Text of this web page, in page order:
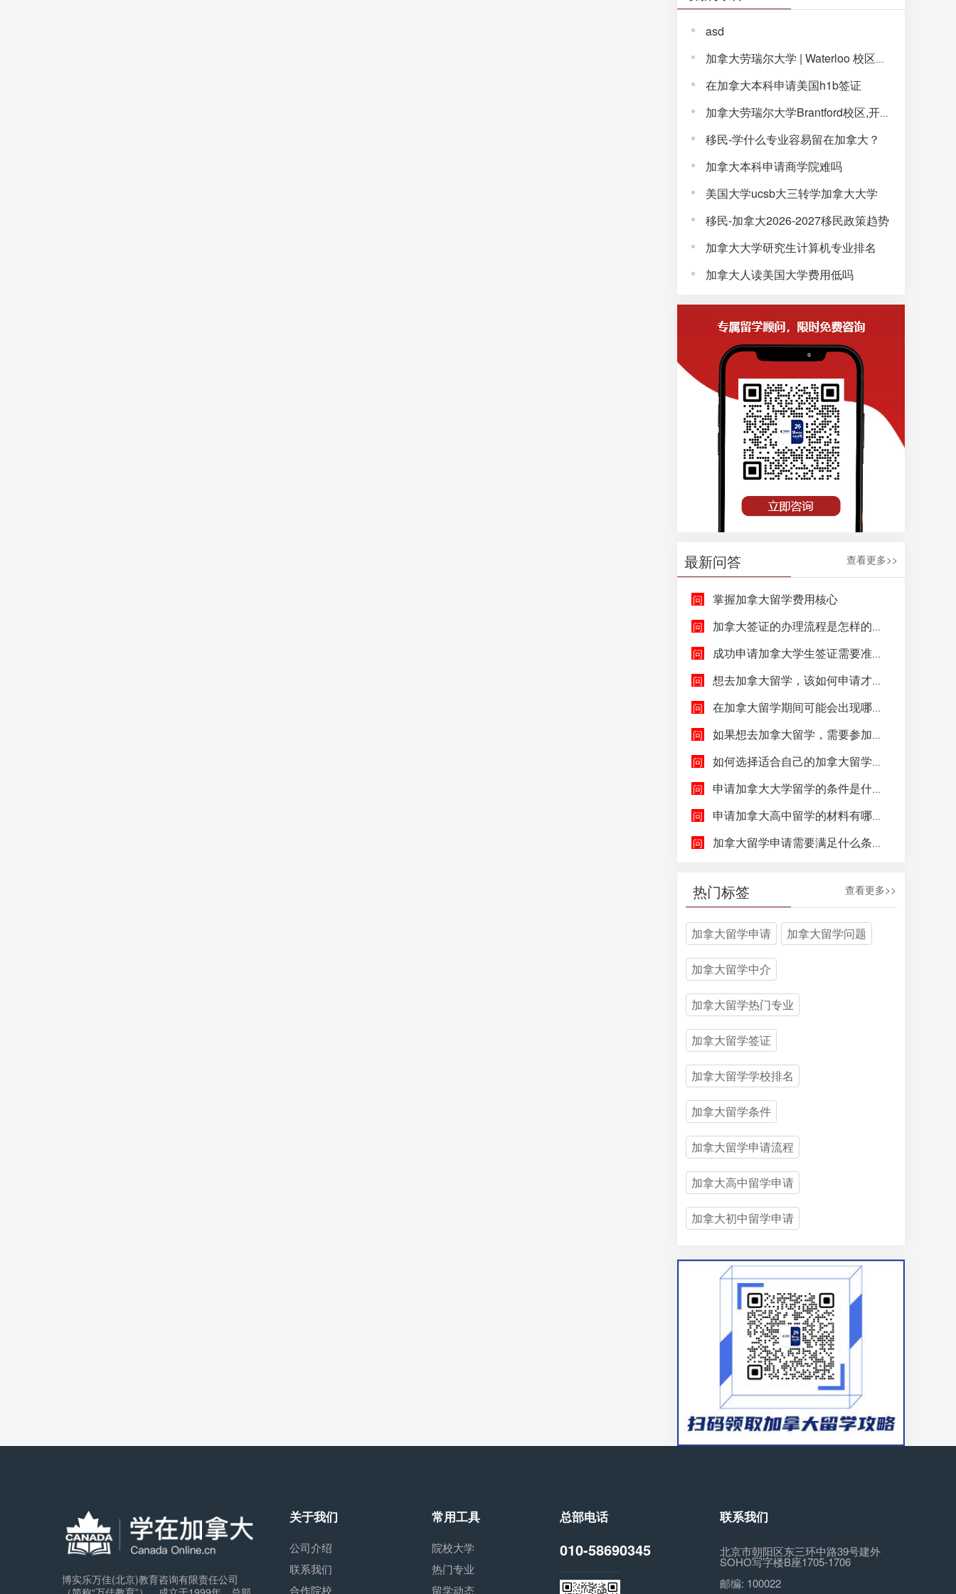
asd
加拿大劳瑞尔大学 | Waterloo 校区，解锁完整大学体验！
在加拿大本科申请美国h1b签证
加拿大劳瑞尔大学Brantford校区,开启通往未来的大学生活!
移民-学什么专业容易留在加拿大？
加拿大本科申请商学院难吗
美国大学ucsb大三转学加拿大大学
移民-加拿大2026-2027移民政策趋势
加拿大大学研究生计算机专业排名
加拿大人读美国大学费用低吗
最新问答 查看更多>>
掌握加拿大留学费用核心
加拿大签证的办理流程是怎样的呢？
成功申请加拿大学生签证需要准备哪些文件呢？
想去加拿大留学，该如何申请才能成功拿到加拿大学生签证呢？
在加拿大留学期间可能会出现哪些紧急情况，具体该如何去处理这些紧急情况呢？
如果想去加拿大留学，需要参加哪些语言考试，达到什么水平才能申请呢？
如何选择适合自己的加拿大留学院校和专业呢？
申请加拿大大学留学的条件是什么，如何申请加拿大大学留学，留学的费用及签证申请流程是什么？
申请加拿大高中留学的材料有哪些，具体都包含哪些方面呢？
加拿大留学申请需要满足什么条件呢？
热门标签 查看更多>>
加拿大留学申请 加拿大留学问题
加拿大留学中介
加拿大留学热门专业
加拿大留学签证
加拿大留学学校排名
加拿大留学条件
加拿大留学申请流程
加拿大高中留学申请
加拿大初中留学申请
博实乐万佳(北京)教育咨询有限责任公司
关于我们
公司介绍
联系我们
合作院校
常用工具
院校大学
热门专业
留学动态
总部电话
010-58690345
联系我们
北京市朝阳区东三环中路39号建外
SOHO写字楼B座1705-1706
邮编: 100022